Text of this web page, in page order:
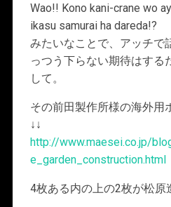
Wao!! Kono kani-crane wo
ikasu samurai ha dareda!?
みたいなことで、アッチで
っつう下らない期待はする
して。
その前田製作所様の海外用
↓↓
http://www.maesei.co.jp/
e_garden_construction.html
4枚ある内の上の2枚が松原